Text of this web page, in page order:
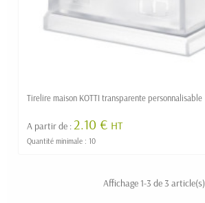
Tirelire maison KOTTI transparente personnalisable
A partir de : 2.10 € HT
Quantité minimale : 10
Affichage 1-3 de 3 article(s)